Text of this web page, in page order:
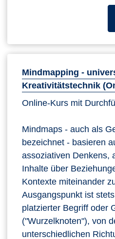
Mindmapping -
Kreativitätstechnik
Online-Kurs mit
Mindmaps - auch als
bezeichnet - basieren
assoziativen Denkens,
Inhalte über
Kontexte miteinander
Ausgangspunkt ist
platzierter Begriff oder
("Wurzelknoten"), von
unterschiedlichen